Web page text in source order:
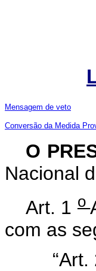
Mensagem de veto
Conversão da Medida
O
Nacional
Art. 1o
com as